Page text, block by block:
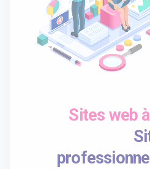
Sites web